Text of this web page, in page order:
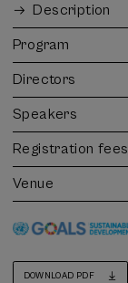
Description
Program
Directors
Speakers
Registration fees
Venue
DOWNLOAD PDF